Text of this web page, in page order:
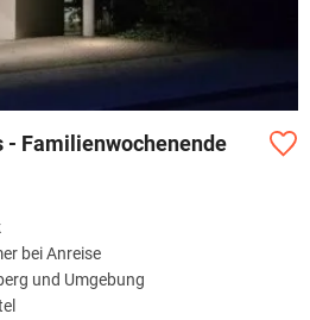
- Familienwochenende
bei Anreise
und Umgebung